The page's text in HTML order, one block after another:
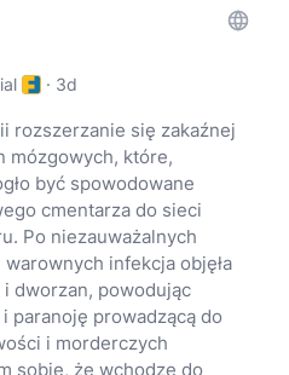
· 3d
rozszerzanie się zakaźnej
mózgowych, które,
być spowodowane
cmentarza do sieci
Po niezauważalnych
infekcja objęła
dworzan, powodując
paranoję prowadzącą do
i morderczych
sobie, że wchodzę do